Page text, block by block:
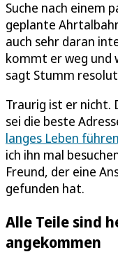
Suche nach einem
geplante
auch sehr daran
kommt er weg und
sagt Stumm
Traurig ist er nicht.
sei die beste
langes Leben
ich ihn mal
Freund, der eine
gefunden hat.
Alle Teile sind
angekommen